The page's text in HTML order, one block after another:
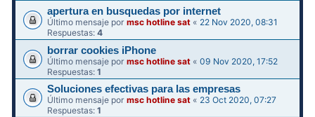
apertura en busquedas por internet
Último mensaje pormsc hotline sat « 22 Nov 2020, 08:31
Respuestas:4
borrar cookies iPhone
Último mensaje pormsc hotline sat «09 Nov 2020, 17:52
Respuestas:1
Soluciones efectivas para las empresas
Último mensaje pormsc hotline sat « 23 Oct 2020, 07:27
Respuestas:1